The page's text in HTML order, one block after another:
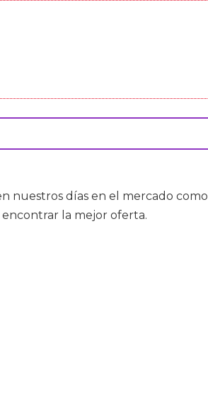
nuestros días en el mercado como
la mejor oferta.